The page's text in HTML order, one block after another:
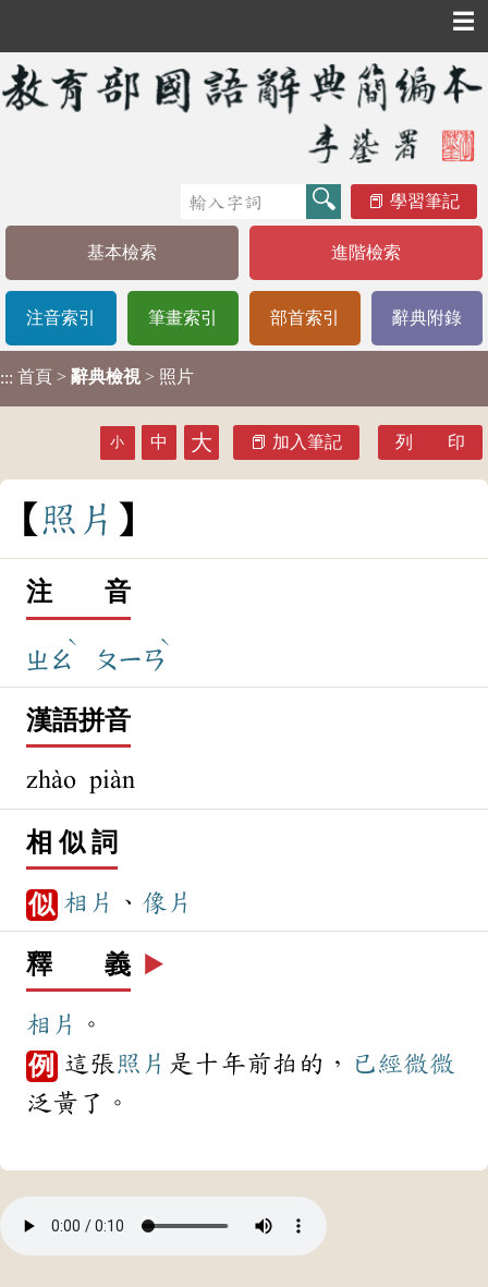
☰
學習筆記
基本檢索 進階檢索
注音索引 筆畫索引 部首索引 辭典附錄
::: 首頁 > 辭典檢視 > 照片
小 中 大 加入筆記 列 印
照 片
注 音
ㄓㄠ
ˋ
ㄆㄧㄢ
ˋ
漢語拼音
zhào piàn
相 似 詞
似 相片 、 像片
釋 義 ▶️
相片 。
例 這張 照片 是十年前拍的， 已經微微
泛黃了。